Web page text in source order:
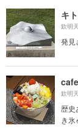
キ
欽明
発見
欽明
歴史
き